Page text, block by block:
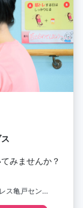
みませんか？
東京都江東区亀戸5-30マックスバリュエクスプレス亀戸センタープラザ店2階